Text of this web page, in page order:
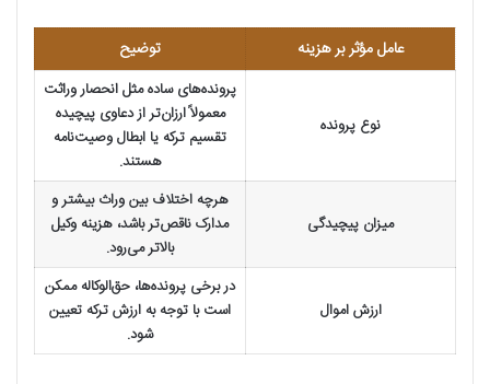
عامل مؤثر بر هزینه توضیح
نوع پرونده
پرونده‌های ساده مثل انحصار وراثت
معمولاً ارزان‌تر از دعاوی پیچیده
تقسیم ترکه یا ابطال وصیت‌نامه
هستند.
میزان پیچیدگی
هرچه اختلاف بین وراث بیشتر و
مدارک ناقص‌تر باشد، هزینه وکیل
بالاتر می‌رود.
ارزش اموال
در برخی پرونده‌ها، حق‌الوکاله ممکن
است با توجه به ارزش ترکه تعیین
شود.